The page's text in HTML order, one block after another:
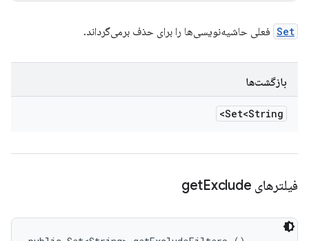
Set فعلی حاشیه‌نویسی‌ها را برای حذف برمی‌گرداند.
بازگشت‌ها
Set<String>
فیلترهای get Exclude